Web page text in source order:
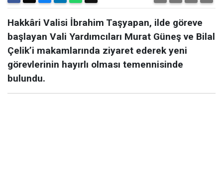
Hakkâri Valisi İbrahim Taşyapan, ilde göreve
başlayan Vali Yardımcıları Murat Güneş ve Bilal
Çelik’i makamlarında ziyaret ederek yeni
görevlerinin hayırlı olması temennisinde
bulundu.